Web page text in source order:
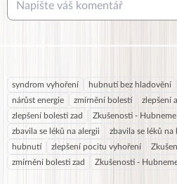
syndrom vyhoření hubnutí bez hladovění
nárůst energie
zmírnění bolestí zlepšení
zlepšení bolesti zad
Zkušenosti -
zbavila se léků na alergii
zbavila se léků na
hubnutí
zlepšení pocitu vyhoření
zmírnění bolesti zad
Zkušenosti -